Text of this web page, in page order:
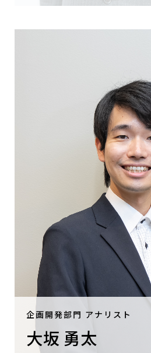
企画開発部門 アナリスト
大坂 勇太